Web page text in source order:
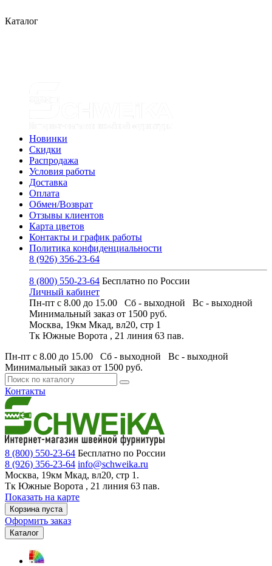
Каталог
Новинки
Скидки
Распродажа
Условия работы
Доставка
Оплата
Обмен/Возврат
Отзывы клиентов
Карта цветов
Контакты и график работы
Политика конфиденциальности
8 (926) 356-23-64
8 (800) 550-23-64 Бесплатно по России
Личный кабинет
Пн-пт с 8.00 до 15.00 Сб - выходной Вс - выходной
Минимальный заказ от 1500 руб.
Москва, 19км Мкад, вл20, стр 1
Тк Южные Ворота , 21 линия 63 пав.
Пн-пт с 8.00 до 15.00 Сб - выходной Вс - выходной
Минимальный заказ от 1500 руб.
Контакты
8 (800) 550-23-64 Бесплатно по России
8 (926) 356-23-64 info@schweika.ru
Москва, 19км Мкад, вл20, стр 1.
Тк Южные Ворота , 21 линия 63 пав.
Показать на карте
Корзина пуста
Оформить заказ
Каталог